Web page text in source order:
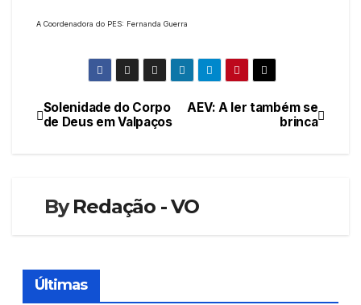
A Coordenadora do PES: Fernanda Guerra
Navegação
AEV: A ler também se
brinca
Solenidade do Corpo
de Deus em Valpaços
ByRedação - VO
Últimas